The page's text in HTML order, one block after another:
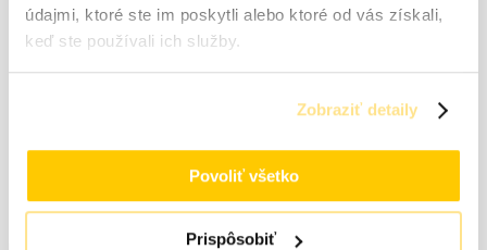
údajmi, ktoré ste im poskytli alebo ktoré od vás získali,
keď ste používali ich služby.
Zobraziť detaily
Povoliť všetko
Prispôsobiť
Uložiť moje meno, e-mail a webovú stránku v tomto
prehliadači pre moje budúce komentáre.
Odporúčame dokúpiť